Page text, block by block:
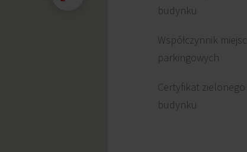
budynku
Współczynnik miejsc
parkingowych
Certyfikat zielonego
budynku